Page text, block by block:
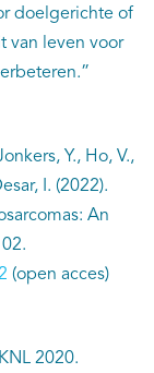
doelgerichte of
van leven voor
Y., Ho, V.,
I. (2022).
An
(open acces)
2020.